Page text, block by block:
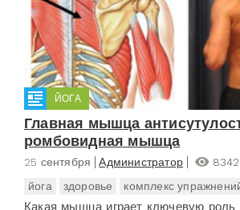
ЙОГА
Главная мышца
ромбовидная мышца
25 сентября Администратор
8342
йога
здоровье комплекс
Какая мышца играет ключевую роль